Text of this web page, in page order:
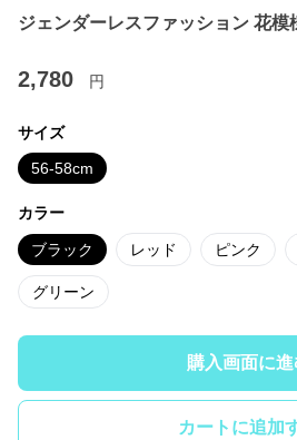
ジェンダーレスファッション 花模
2,780 円
サイズ
56-58cm
カラー
ブラック レッド ピンク
グリーン
購入画面に進
カートに追加